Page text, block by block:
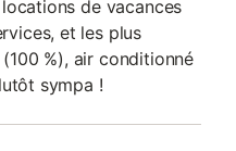
de vacances
et les plus
%), air conditionné
sympa !